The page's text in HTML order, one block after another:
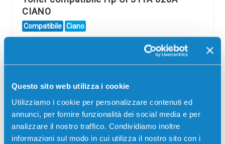
Questo sito web utilizza i cookie
Utilizziamo i cookie per personalizzare contenuti ed
annunci, per fornire funzionalità dei social media e per
analizzare il nostro traffico. Condividiamo inoltre
informazioni sul modo in cui utilizza il nostro sito con i
CIANO
Compatibile Ciano
Toner compatibile Hp CF311A 826A CIANO 31500 pagine
LASERJET ENTERPRISE M855X…
65,00€
CONSEGNA IN 24/48 ORE